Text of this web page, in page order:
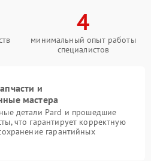
4
минимальный опыт работы
специалистов
и
мастера
детали Pard и прошедшие
что гарантирует корректную
гарантийных